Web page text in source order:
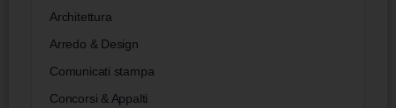
Architettura
Arredo & Design
Comunicati stampa
Concorsi & Appalti